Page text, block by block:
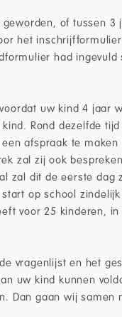
of tussen
het
had
uw kind 4 jaar
Rond dezelfde
afspraak te
zal zij ook
zal dit de eerste
op school
voor 25 kinderen,
vragenlijst en het
uw kind kunnen
Dan gaan wij